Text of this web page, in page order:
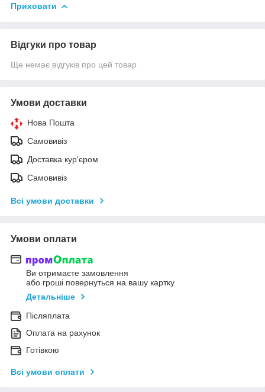
Приховати
Відгуки про товар
Ще немає відгуків про цей товар
Умови доставки
Нова Пошта
Самовивіз
Доставка кур'єром
Самовивіз
Всі умови доставки
Умови оплати
Ви отримаєте замовлення
або гроші повернуться на вашу картку
Детальніше
Післяплата
Оплата на рахунок
Готівкою
Всі умови оплати